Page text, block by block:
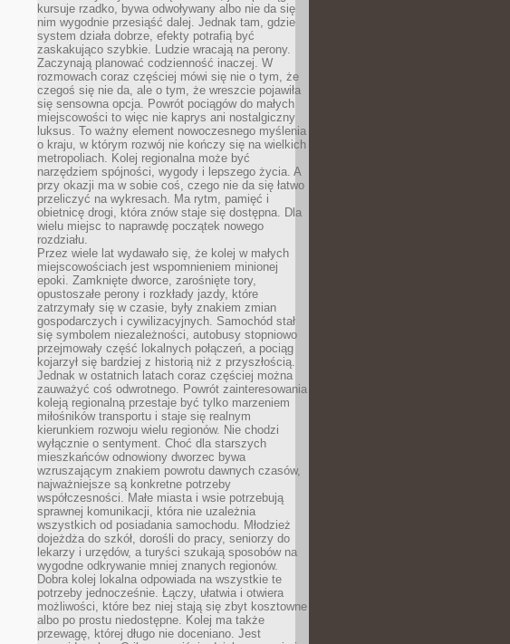
kursuje rzadko, bywa odwoływany albo nie da się
nim wygodnie przesiąść dalej. Jednak tam, gdzie
system działa dobrze, efekty potrafią być
zaskakująco szybkie. Ludzie wracają na perony.
Zaczynają planować codzienność inaczej. W
rozmowach coraz częściej mówi się nie o tym, że
czegoś się nie da, ale o tym, że wreszcie pojawiła
się sensowna opcja. Powrót pociągów do małych
miejscowości to więc nie kaprys ani nostalgiczny
luksus. To ważny element nowoczesnego myślenia
o kraju, w którym rozwój nie kończy się na wielkich
metropoliach. Kolej regionalna może być
narzędziem spójności, wygody i lepszego życia. A
przy okazji ma w sobie coś, czego nie da się łatwo
przeliczyć na wykresach. Ma rytm, pamięć i
obietnicę drogi, która znów staje się dostępna. Dla
wielu miejsc to naprawdę początek nowego
rozdziału.
Przez wiele lat wydawało się, że kolej w małych
miejscowościach jest wspomnieniem minionej
epoki. Zamknięte dworce, zarośnięte tory,
opustoszałe perony i rozkłady jazdy, które
zatrzymały się w czasie, były znakiem zmian
gospodarczych i cywilizacyjnych. Samochód stał
się symbolem niezależności, autobusy stopniowo
przejmowały część lokalnych połączeń, a pociąg
kojarzył się bardziej z historią niż z przyszłością.
Jednak w ostatnich latach coraz częściej można
zauważyć coś odwrotnego. Powrót zainteresowania
koleją regionalną przestaje być tylko marzeniem
miłośników transportu i staje się realnym
kierunkiem rozwoju wielu regionów. Nie chodzi
wyłącznie o sentyment. Choć dla starszych
mieszkańców odnowiony dworzec bywa
wzruszającym znakiem powrotu dawnych czasów,
najważniejsze są konkretne potrzeby
współczesności. Małe miasta i wsie potrzebują
sprawnej komunikacji, która nie uzależnia
wszystkich od posiadania samochodu. Młodzież
dojeżdża do szkół, dorośli do pracy, seniorzy do
lekarzy i urzędów, a turyści szukają sposobów na
wygodne odkrywanie mniej znanych regionów.
Dobra kolej lokalna odpowiada na wszystkie te
potrzeby jednocześnie. Łączy, ułatwia i otwiera
możliwości, które bez niej stają się zbyt kosztowne
albo po prostu niedostępne. Kolej ma także
przewagę, której długo nie doceniano. Jest